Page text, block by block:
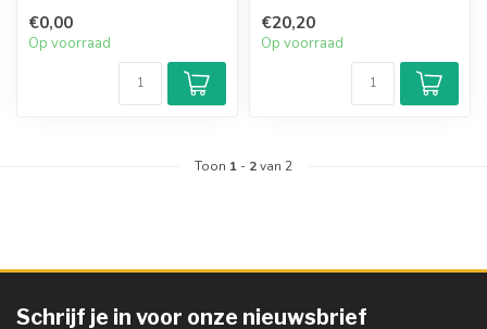
€0,00
Op voorraad
€20,20
Op voorraad
Toon 1 - 2van 2
Schrijf je in voor onze nieuwsbrief